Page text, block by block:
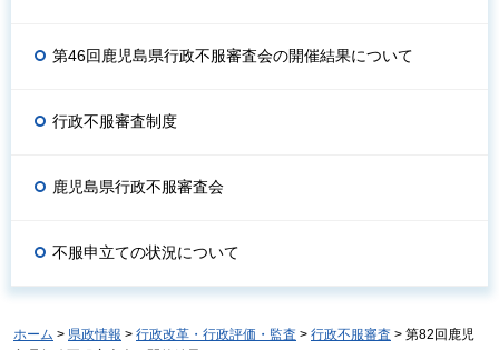
第46回鹿児島県行政不服審査会の開催結果について
行政不服審査制度
鹿児島県行政不服審査会
不服申立ての状況について
ホーム > 県政情報 > 行政改革・行政評価・監査 > 行政不服審査 > 第82回鹿児